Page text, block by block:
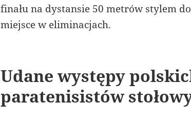
finału na dystansie 50 metrów stylem
miejsce w eliminacjach.
Udane występy
paratenisistów